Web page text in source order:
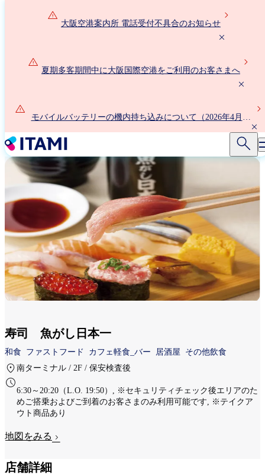
動
大阪空港案内所 電話受付不具合のお知らせ
夏期多客期間中に大阪国際空港をご利用のお客さまへ
モバイルバッテリーの機内持ち込みについて（2026年4月24
寿司 魚がし日本一
和食 ファストフード カフェ軽食_バー 居酒屋
その他飲食
南ターミナル / 2F / 保安検査後
6:30～20:20（L.O. 19:50）, ※セキュリティチェック後エリアのた
めご搭乗およびご到着のお客さまのみ利用可能です, ※テイクア
ウト商品あり
地図をみる
店舗詳細